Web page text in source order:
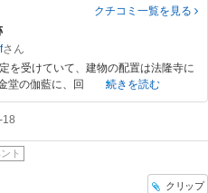
クチコミ一覧を見る
を受けていて、建物の配置は法隆寺に
堂の伽藍に、回
続きを読む
18
ト
クリップ